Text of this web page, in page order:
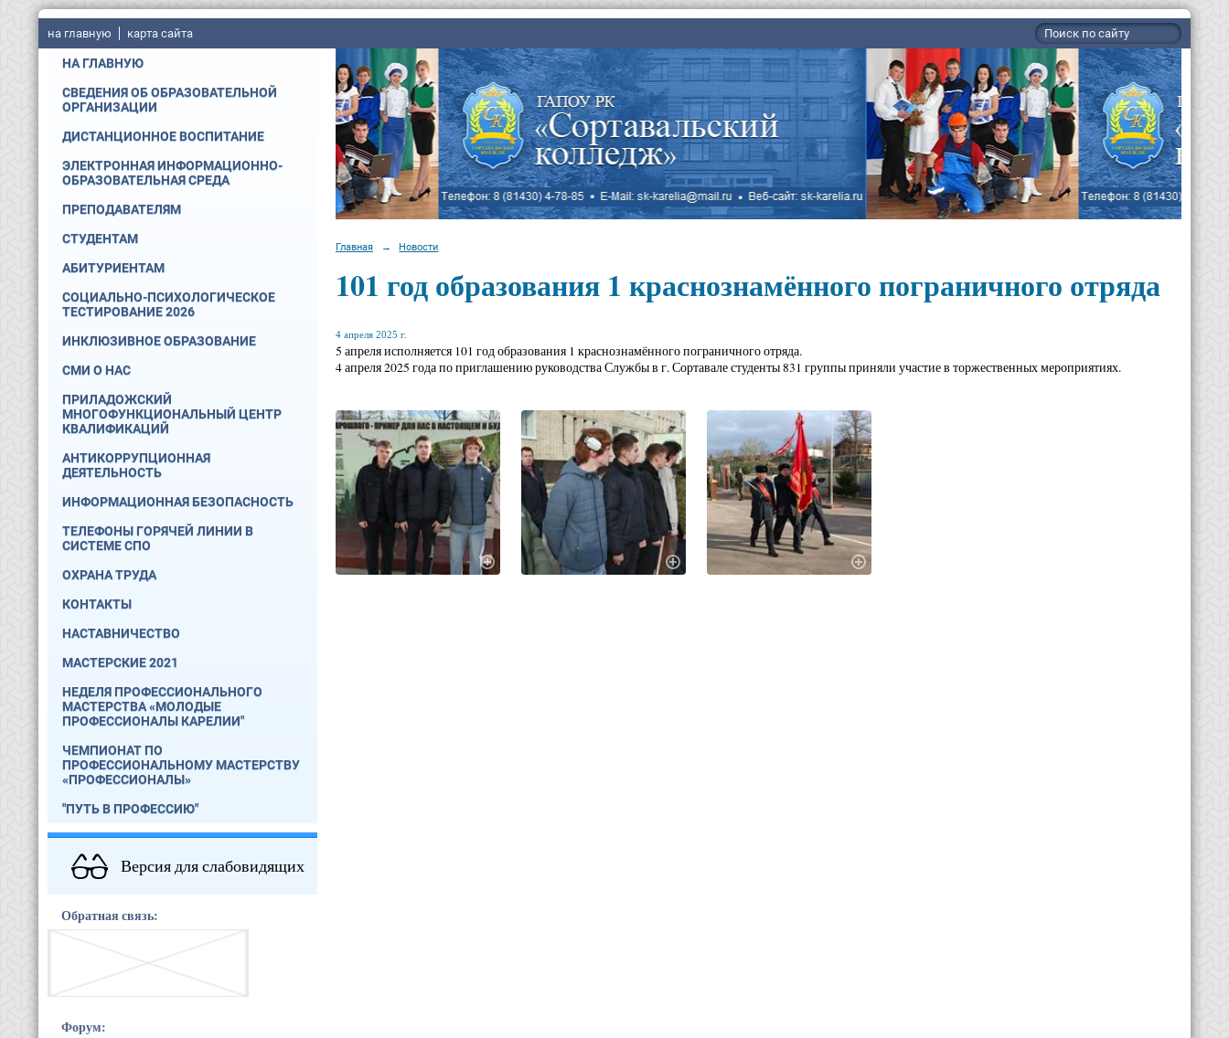
на главную карта сайта
НА ГЛАВНУЮ
СВЕДЕНИЯ ОБ ОБРАЗОВАТЕЛЬНОЙ
ОРГАНИЗАЦИИ
ДИСТАНЦИОННОЕ ВОСПИТАНИЕ
ЭЛЕКТРОННАЯ ИНФОРМАЦИОННО-
ОБРАЗОВАТЕЛЬНАЯ СРЕДА
ПРЕПОДАВАТЕЛЯМ
СТУДЕНТАМ
АБИТУРИЕНТАМ
СОЦИАЛЬНО-ПСИХОЛОГИЧЕСКОЕ
ТЕСТИРОВАНИЕ 2026
ИНКЛЮЗИВНОЕ ОБРАЗОВАНИЕ
СМИ О НАС
ПРИЛАДОЖСКИЙ
МНОГОФУНКЦИОНАЛЬНЫЙ ЦЕНТР
КВАЛИФИКАЦИЙ
АНТИКОРРУПЦИОННАЯ
ДЕЯТЕЛЬНОСТЬ
ИНФОРМАЦИОННАЯ БЕЗОПАСНОСТЬ
ТЕЛЕФОНЫ ГОРЯЧЕЙ ЛИНИИ В
СИСТЕМЕ СПО
ОХРАНА ТРУДА
КОНТАКТЫ
НАСТАВНИЧЕСТВО
МАСТЕРСКИЕ 2021
НЕДЕЛЯ ПРОФЕССИОНАЛЬНОГО
МАСТЕРСТВА «МОЛОДЫЕ
ПРОФЕССИОНАЛЫ КАРЕЛИИ"
ЧЕМПИОНАТ ПО
ПРОФЕССИОНАЛЬНОМУ МАСТЕРСТВУ
«ПРОФЕССИОНАЛЫ»
"ПУТЬ В ПРОФЕССИЮ"
Версия для слабовидящих
Обратная связь:
Форум:
Главная → Новости
101 год образования 1 краснознамённого пограничного отряда
4 апреля 2025 г.
5 апреля исполняется 101 год образования 1 краснознамённого пограничного отряда.
4 апреля 2025 года по приглашению руководства Службы в г. Сортавале студенты 831 группы приняли участие в торжественных мероприятиях.